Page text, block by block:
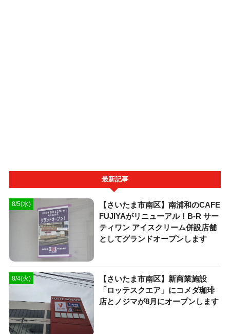
最新記事
8/5(水)
【さいたま市南区】南浦和のCAFE
FUJIYAがリニューアル！B-R サー
ティワン アイスクリーム併設店舗
としてグランドオープンします
8/4(火)
【さいたま市南区】新商業施設
「ロッテスクエア」にコメダ珈琲
店とノジマが8月にオープンします